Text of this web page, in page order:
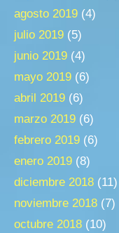
agosto 2019 (4)
julio 2019 (5)
junio 2019 (4)
mayo 2019 (6)
abril 2019 (6)
marzo 2019 (6)
febrero 2019 (6)
enero 2019 (8)
diciembre 2018 (11)
noviembre 2018 (7)
octubre 2018 (10)